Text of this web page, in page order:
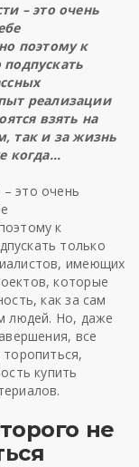
– это очень
поэтому к
реализации
взять на
так и за жизнь
когда…
это очень
к
только
имеющих
которые
как за сам
людей. Но, даже
все
купить
не